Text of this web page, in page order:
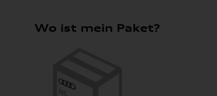
Wo ist mein Paket?